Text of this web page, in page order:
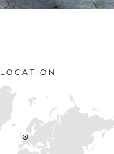
LOCATION